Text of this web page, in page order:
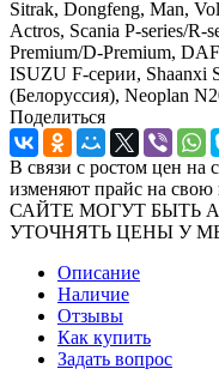
Sitrak, Dongfeng, Man,
Actros, Scania P-series/R-
Premium/D-Premium,
ISUZU F-серии,
(Белоруссия), Neoplan
Поделиться
В связи с ростом цен на
изменяют прайс на
САЙТЕ МОГУТ БЫТЬ
УТОЧНЯТЬ ЦЕНЫ У
Описание
Наличие
Отзывы
Как купить
Задать вопрос